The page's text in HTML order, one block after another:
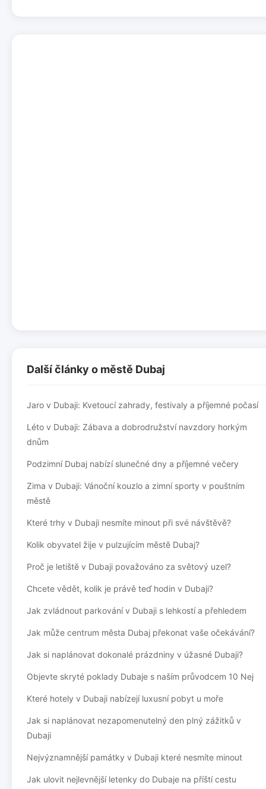
Další články o městě Dubaj
Jaro v Dubaji: Kvetoucí zahrady, festivaly a příjemné počasí
Léto v Dubaji: Zábava a dobrodružství navzdory horkým
dnům
Podzimní Dubaj nabízí slunečné dny a příjemné večery
Zima v Dubaji: Vánoční kouzlo a zimní sporty v pouštním
městě
Které trhy v Dubaji nesmíte minout při své návštěvě?
Kolik obyvatel žije v pulzujícím městě Dubaj?
Proč je letiště v Dubaji považováno za světový uzel?
Chcete vědět, kolik je právě teď hodin v Dubaji?
Jak zvládnout parkování v Dubaji s lehkostí a přehledem
Jak může centrum města Dubaj překonat vaše očekávání?
Jak si naplánovat dokonalé prázdniny v úžasné Dubaji?
Objevte skryté poklady Dubaje s naším průvodcem 10 Nej
Které hotely v Dubaji nabízejí luxusní pobyt u moře
Jak si naplánovat nezapomenutelný den plný zážitků v
Dubaji
Nejvýznamnější památky v Dubaji které nesmíte minout
Jak ulovit nejlevnější letenky do Dubaje na příští cestu